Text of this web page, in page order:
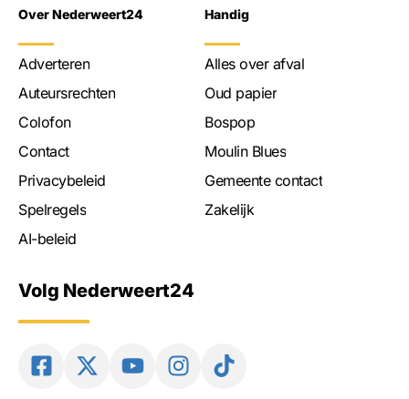
Over Nederweert24
Adverteren
Auteursrechten
Colofon
Contact
Privacybeleid
Spelregels
AI-beleid
Handig
Alles over afval
Oud papier
Bospop
Moulin Blues
Gemeente contact
Zakelijk
Volg Nederweert24